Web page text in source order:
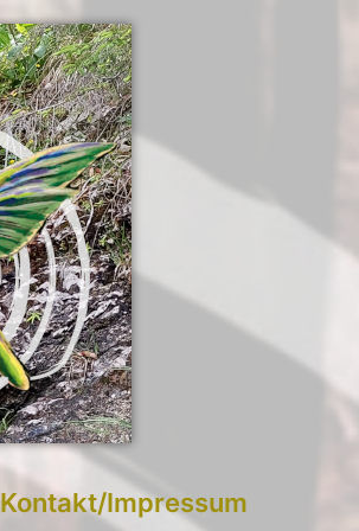
Kontakt/Impressum